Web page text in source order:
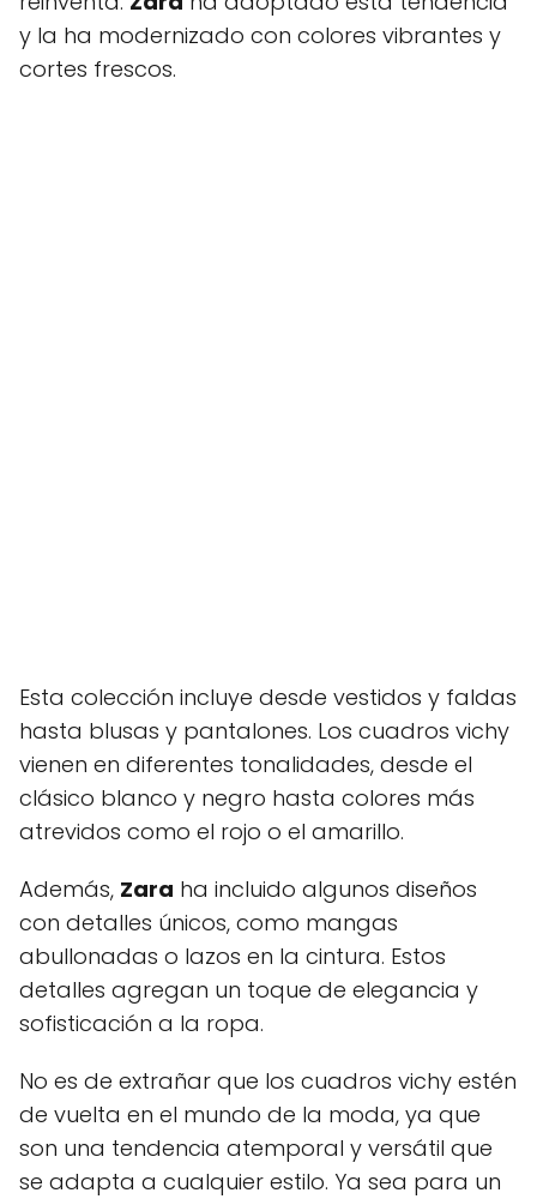
y la ha modernizado con colores vibrantes y
cortes frescos.
Esta colección incluye desde vestidos y faldas
hasta blusas y pantalones. Los cuadros vichy
vienen en diferentes tonalidades, desde el
clásico blanco y negro hasta colores más
atrevidos como el rojo o el amarillo.
Además, Zara ha incluido algunos diseños
con detalles únicos, como mangas
abullonadas o lazos en la cintura. Estos
detalles agregan un toque de elegancia y
sofisticación a la ropa.
No es de extrañar que los cuadros vichy estén
de vuelta en el mundo de la moda, ya que
son una tendencia atemporal y versátil que
se adapta a cualquier estilo. Ya sea para un